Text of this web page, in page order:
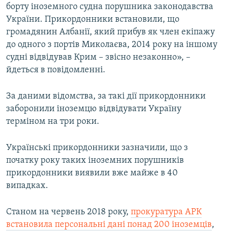
борту іноземного судна порушника законодавства
України. Прикордонники встановили, що
громадянин Албанії, який прибув як член екіпажу
до одного з портів Миколаєва, 2014 року на іншому
судні відвідував Крим – звісно незаконно», –
йдеться в повідомленні.
За даними відомства, за такі дії прикордонники
заборонили іноземцю відвідувати Україну
терміном на три роки.
Українські прикордонники зазначили, що з
початку року таких іноземних порушників
прикордонники виявили вже майже в 40
випадках.
Станом на червень 2018 року, прокуратура АРК
встановила персональні дані понад 200 іноземців,